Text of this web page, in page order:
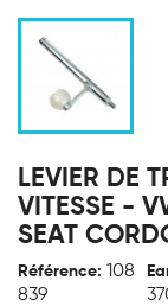
LEVIER DE
VITESSE -
SEAT
Référence: 108
839